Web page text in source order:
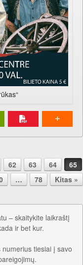
62 63 64
65
… 78 Kitas »
– skaitykite laikraštį
ir bet kur.
tiesiai į savo